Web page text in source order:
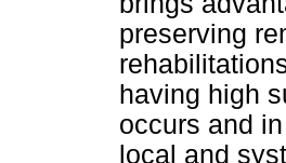
preserving
having high
occurs and
local and